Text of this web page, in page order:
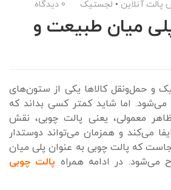
پالت آنلاین • لجستیک 0 دیدگاه
میان طبیعت و
و حمل‌ونقل کالاها یکی از ستون‌های
اما شاید کمتر کسی بداند که
معمولی، یعنی پالت چوبی، نقش
می‌کند و همزمان می‌تواند دوستدار
که پالت چوبی به عنوان پلی میان
در ادامه همراه پالت چوبی